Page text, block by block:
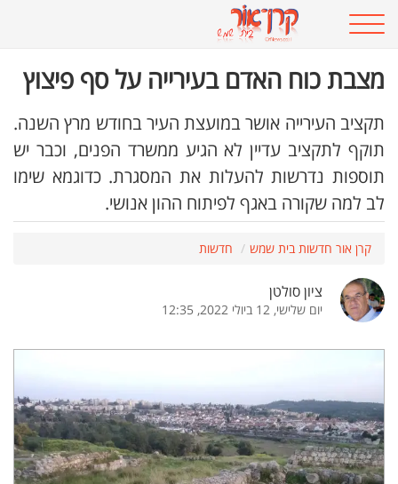
מצבת כוח האדם בעירייה על סף פיצוץ
תקציב העירייה אושר במועצת העיר בחודש מרץ השנה.
תוקף לתקציב עדיין לא הגיע ממשרד הפנים, וכבר יש
תוספות נדרשות להעלות את המסגרת. כדוגמא שימו
לב למה שקורה באגף לפיתוח ההון אנושי.
קרן אור חדשות בית שמש חדשות
ציון סולטן
יום שלישי, 12 ביולי 2022, 12:35